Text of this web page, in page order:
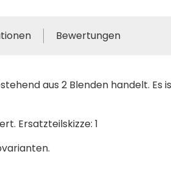
Bewertungen
aus 2 Blenden handelt. Es
Ersatzteilskizze: 1